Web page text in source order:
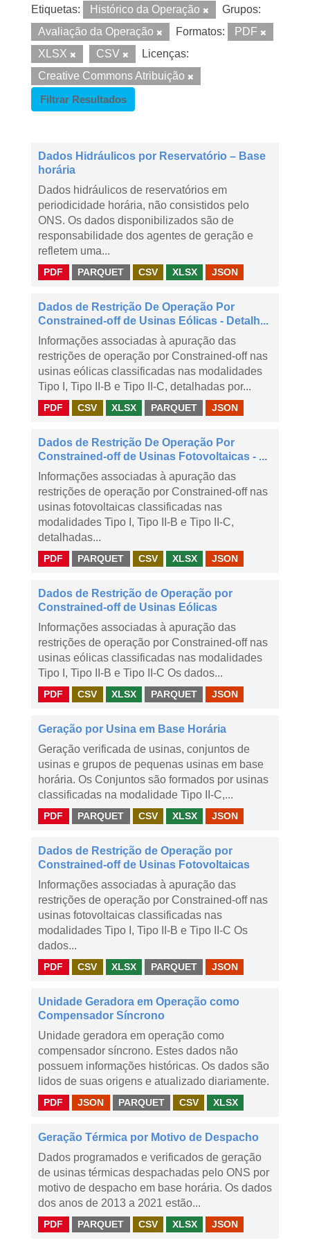
Etiquetas: Histórico da Operação
Grupos:
Avaliação da Operação
Formatos:
PDF
XLSX
CSV
Licenças:
Creative Commons Atribuição
Filtrar Resultados
Dados Hidráulicos por Reservatório – Base
horária
Dados hidráulicos de reservatórios em
periodicidade horária, não consistidos pelo
ONS. Os dados disponibilizados são de
responsabilidade dos agentes de geração e
refletem uma...
PDF PARQUET CSV XLSX JSON
Dados de Restrição De Operação Por
Constrained-off de Usinas Eólicas - Detalh...
Informações associadas à apuração das
restrições de operação por Constrained-off nas
usinas eólicas classificadas nas modalidades
Tipo I, Tipo II-B e Tipo II-C, detalhadas por...
PDF CSV XLSX PARQUET JSON
Dados de Restrição De Operação Por
Constrained-off de Usinas Fotovoltaicas - ...
Informações associadas à apuração das
restrições de operação por Constrained-off nas
usinas fotovoltaicas classificadas nas
modalidades Tipo I, Tipo II-B e Tipo II-C,
detalhadas...
PDF PARQUET CSV XLSX JSON
Dados de Restrição de Operação por
Constrained-off de Usinas Eólicas
Informações associadas à apuração das
restrições de operação por Constrained-off nas
usinas eólicas classificadas nas modalidades
Tipo I, Tipo II-B e Tipo II-C Os dados...
PDF CSV XLSX PARQUET JSON
Geração por Usina em Base Horária
Geração verificada de usinas, conjuntos de
usinas e grupos de pequenas usinas em base
horária. Os Conjuntos são formados por usinas
classificadas na modalidade Tipo II-C,...
PDF PARQUET CSV XLSX JSON
Dados de Restrição de Operação por
Constrained-off de Usinas Fotovoltaicas
Informações associadas à apuração das
restrições de operação por Constrained-off nas
usinas fotovoltaicas classificadas nas
modalidades Tipo I, Tipo II-B e Tipo II-C Os
dados...
PDF CSV XLSX PARQUET JSON
Unidade Geradora em Operação como
Compensador Síncrono
Unidade geradora em operação como
compensador síncrono. Estes dados não
possuem informações históricas. Os dados são
lidos de suas origens e atualizado diariamente.
PDF JSON PARQUET CSV XLSX
Geração Térmica por Motivo de Despacho
Dados programados e verificados de geração
de usinas térmicas despachadas pelo ONS por
motivo de despacho em base horária. Os dados
dos anos de 2013 a 2021 estão...
PDF PARQUET CSV XLSX JSON